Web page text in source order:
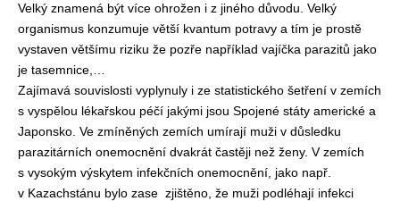
Velký znamená být více ohrožen i z jiného důvodu. Velký
organismus konzumuje větší kvantum potravy a tím je prostě
vystaven většímu riziku že pozře například vajíčka parazitů jako
je tasemnice,…
Zajímavá souvislosti vyplynuly i ze statistického šetření v zemích
s vyspělou lékařskou péčí jakými jsou Spojené státy americké a
Japonsko. Ve zmíněných zemích umírají muži v důsledku
parazitárních onemocnění dvakrát častěji než ženy. V zemích
s vysokým výskytem infekčních onemocnění, jako např.
v Kazachstánu bylo zase zjištěno, že muži podléhají infekci